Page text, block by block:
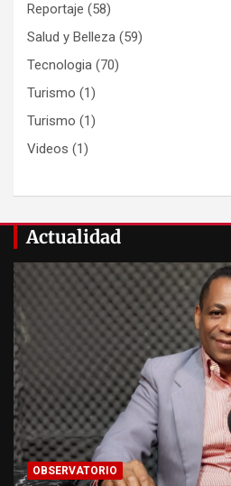
Reportaje (58)
Salud y Belleza (59)
Tecnologia (70)
Turismo (1)
Turismo (1)
Videos (1)
Actualidad
OBSERVATORIO